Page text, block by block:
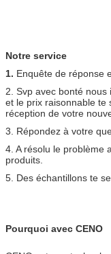
Notre service
1. Enquête de réponse
2. Svp avec bonté
et le prix raisonnable te
réception de votre
3. Répondez à votre
4. A résolu le problème
produits.
5. Des échantillons te
Pourquoi avec CENO